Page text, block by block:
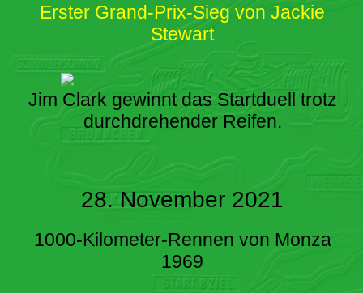
Erster Grand-Prix-Sieg von Jackie
Stewart
Jim Clark gewinnt das Startduell trotz
durchdrehender Reifen.
28. November 2021
1000-Kilometer-Rennen von Monza
1969